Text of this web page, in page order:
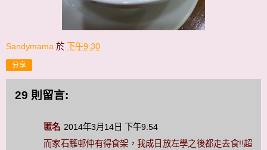
Sandymama 於 下午9:30
分享
29 則留言:
匿名 2014年3月14日 下午9:54
而家石籬邨仲有得食架，我成日放左學之後都走去食!!超